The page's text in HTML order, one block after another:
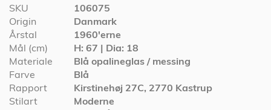
Specifikationer
SKU
106075
Origin
Danmark
Årstal
1960'erne
Mål (cm)
H: 67 | Dia: 18
Materiale
Blå opalineglas / messing
Farve
Blå
Rapport
Kirstinehøj 27C, 2770 Kastrup
Stilart
Moderne